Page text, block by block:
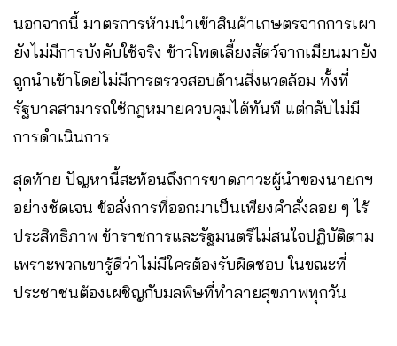
นอกจากนี้ มาตรการห้ามนำเข้าสินค้าเกษตรจากการเผา
ยังไม่มีการบังคับใช้จริง ข้าวโพดเลี้ยงสัตว์จากเมียนมายัง
ถูกนำเข้าโดยไม่มีการตรวจสอบด้านสิ่งแวดล้อม ทั้งที่
รัฐบาลสามารถใช้กฎหมายควบคุมได้ทันที แต่กลับไม่มี
การดำเนินการ
สุดท้าย ปัญหานี้สะท้อนถึงการขาดภาวะผู้นำของนายกฯ
อย่างชัดเจน ข้อสั่งการที่ออกมาเป็นเพียงคำสั่งลอย ๆ ไร้
ประสิทธิภาพ ข้าราชการและรัฐมนตรีไม่สนใจปฏิบัติตาม
เพราะพวกเขารู้ดีว่าไม่มีใครต้องรับผิดชอบ ในขณะที่
ประชาชนต้องเผชิญกับมลพิษที่ทำลายสุขภาพทุกวัน